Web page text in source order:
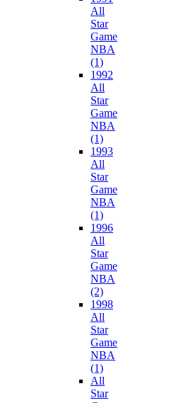
All
Star
Game
NBA
(1)
1992
All
Star
Game
NBA
(1)
1993
All
Star
Game
NBA
(1)
1996
All
Star
Game
NBA
(2)
1998
All
Star
Game
NBA
(1)
All
Star